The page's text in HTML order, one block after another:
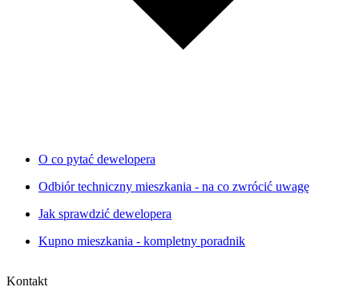
O co pytać dewelopera
Odbiór techniczny mieszkania - na co zwrócić uwagę
Jak sprawdzić dewelopera
Kupno mieszkania - kompletny poradnik
Kontakt